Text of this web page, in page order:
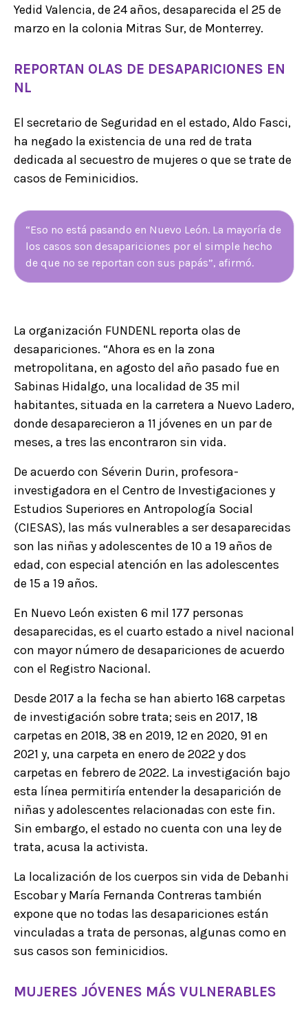
Yedid Valencia, de 24 años, desaparecida el 25 de
marzo en la colonia Mitras Sur, de Monterrey.
REPORTAN OLAS DE DESAPARICIONES EN
NL
El secretario de Seguridad en el estado, Aldo Fasci,
ha negado la existencia de una red de trata
dedicada al secuestro de mujeres o que se trate de
casos de Feminicidios.
“Eso no está pasando en Nuevo León. La mayoría de
los casos son desapariciones por el simple hecho
de que no se reportan con sus papás”, afirmó.
La organización FUNDENL reporta olas de
desapariciones. “Ahora es en la zona
metropolitana, en agosto del año pasado fue en
Sabinas Hidalgo, una localidad de 35 mil
habitantes, situada en la carretera a Nuevo Ladero,
donde desaparecieron a 11 jóvenes en un par de
meses, a tres las encontraron sin vida.
De acuerdo con Séverin Durin, profesora-
investigadora en el Centro de Investigaciones y
Estudios Superiores en Antropología Social
(CIESAS), las más vulnerables a ser desaparecidas
son las niñas y adolescentes de 10 a 19 años de
edad, con especial atención en las adolescentes
de 15 a 19 años.
En Nuevo León existen 6 mil 177 personas
desaparecidas, es el cuarto estado a nivel nacional
con mayor número de desapariciones de acuerdo
con el Registro Nacional.
Desde 2017 a la fecha se han abierto 168 carpetas
de investigación sobre trata; seis en 2017, 18
carpetas en 2018, 38 en 2019, 12 en 2020, 91 en
2021 y, una carpeta en enero de 2022 y dos
carpetas en febrero de 2022. La investigación bajo
esta línea permitiría entender la desaparición de
niñas y adolescentes relacionadas con este fin.
Sin embargo, el estado no cuenta con una ley de
trata, acusa la activista.
La localización de los cuerpos sin vida de Debanhi
Escobar y María Fernanda Contreras también
expone que no todas las desapariciones están
vinculadas a trata de personas, algunas como en
sus casos son feminicidios.
MUJERES JÓVENES MÁS VULNERABLES